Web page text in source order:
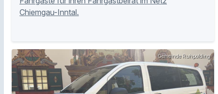
Chiemgau-Inntal.
Gemeinde Ruhpolding